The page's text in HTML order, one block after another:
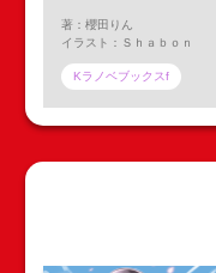
著：櫻田りん
イラスト：Ｓｈａｂｏｎ
Kラノベブックスf